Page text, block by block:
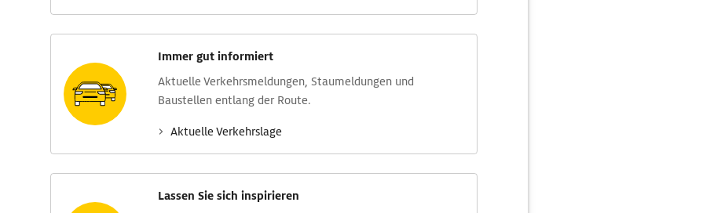
Immer gut informiert
Aktuelle Verkehrs­meldungen, Stau­meldungen und
Baustellen entlang der Route.
Aktuelle Verkehrs­lage
Lassen Sie sich inspirieren